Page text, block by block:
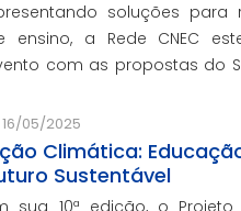
soluções para
ensino, a Rede CNEC
com as propostas do
serviços de gestão
prefeituras durante e
16/05/2025
Climática:
Sustentável
sua 10ª edição, o Projeto